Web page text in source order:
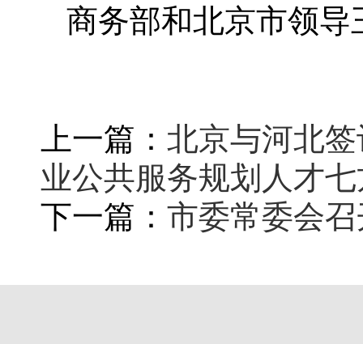
商务部和北京市领
上一篇： 北京与河北
业公共服务规划人才
下一篇： 市委常委会